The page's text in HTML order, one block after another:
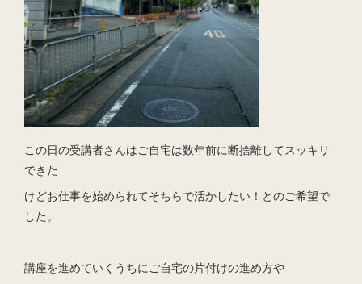
この日の受講者さんはご自宅は数年前に断捨離してスッキリ
できた
けどお仕事を始められてそちらで活かしたい！とのご希望で
した。
講座を進めていくうちにご自宅の片付けの進め方や